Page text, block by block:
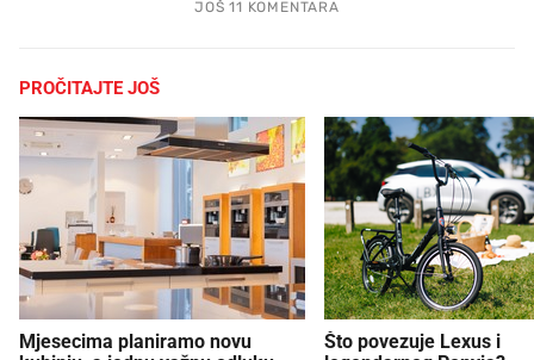
JOŠ 11 KOMENTARA
PROČITAJTE JOŠ
Mjesecima planiramo novu
Što povezuje Lexus i